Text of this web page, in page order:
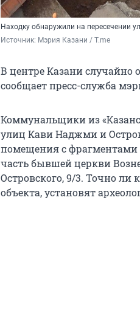
Находку обнаружили на пересечении
Источник: Мэрия Казани / T.me
В центре Казани случайно
сообщает пресс-служба
Коммунальщики из
улиц Кави Наджми и
помещения с фрагментами
часть бывшей церкви
Островского, 9/3. Точно
объекта, установят